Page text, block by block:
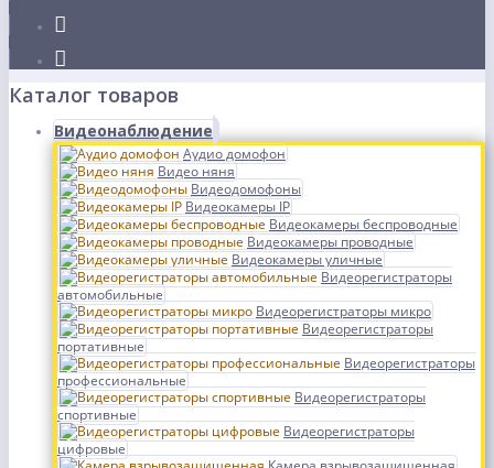
Каталог товаров
Видеонаблюдение
Аудио домофон
Видео няня
Видеодомофоны
Видеокамеры IP
Видеокамеры беспроводные
Видеокамеры проводные
Видеокамеры уличные
Видеорегистраторы
автомобильные
Видеорегистраторы микро
Видеорегистраторы
портативные
Видеорегистраторы
профессиональные
Видеорегистраторы
спортивные
Видеорегистраторы
цифровые